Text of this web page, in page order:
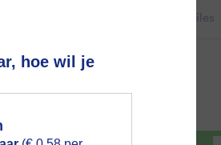
hoe wil je
Files